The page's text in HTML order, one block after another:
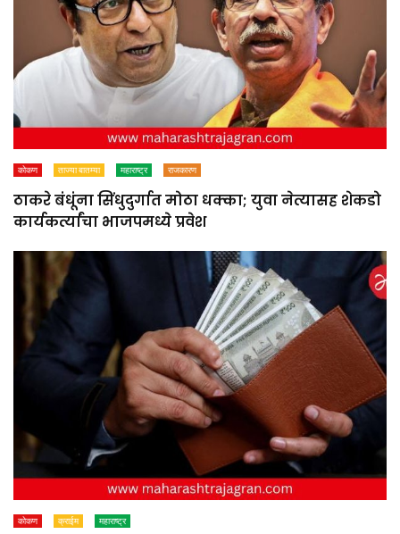
कोकण ताज्या बातम्या महाराष्ट्र राजकारण
ठाकरे बंधूंना सिंधुदुर्गात मोठा धक्का; युवा नेत्यासह शेकडो
कार्यकर्त्यांचा भाजपमध्ये प्रवेश
कोकण क्राईम महाराष्ट्र